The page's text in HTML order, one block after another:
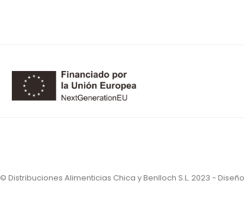
© Distribuciones Alimenticias Chica y Benlloch S.L. 2023 -